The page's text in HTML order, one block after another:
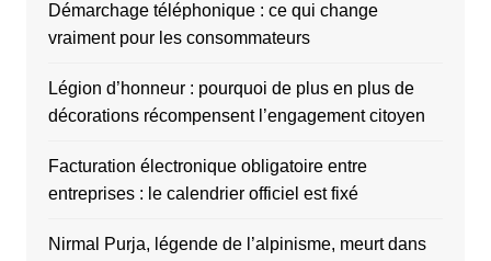
Démarchage téléphonique : ce qui change
vraiment pour les consommateurs
Légion d’honneur : pourquoi de plus en plus de
décorations récompensent l’engagement citoyen
Facturation électronique obligatoire entre
entreprises : le calendrier officiel est fixé
Nirmal Purja, légende de l’alpinisme, meurt dans